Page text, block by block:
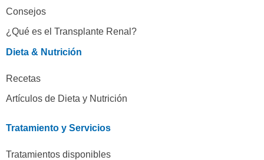
Consejos
¿Qué es el Transplante Renal?
Dieta & Nutrición
Recetas
Artículos de Dieta y Nutrición
Tratamiento y Servicios
Tratamientos disponibles